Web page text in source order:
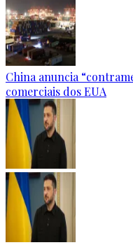
China anuncia
comerciais dos EUA